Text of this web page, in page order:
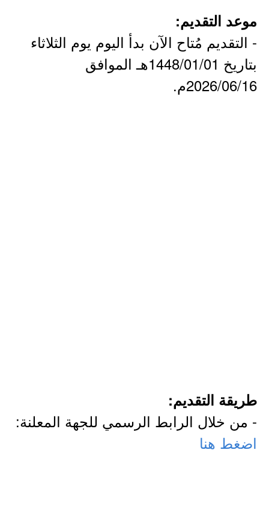
موعد التقديم:
- التقديم مُتاح الآن بدأ اليوم يوم الثلاثاء
بتاريخ 1448/01/01هـ الموافق
2026/06/16م.
طريقة التقديم:
- من خلال الرابط الرسمي للجهة المعلنة:
اضغط هنا